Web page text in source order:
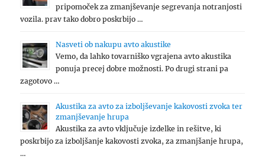
pripomoček za zmanjševanje segrevanja notranjosti
vozila. prav tako dobro poskrbijo …
Nasveti ob nakupu avto akustike
Vemo, da lahko tovarniško vgrajena avto akustika
ponuja precej dobre možnosti. Po drugi strani pa
zagotovo …
Akustika za avto za izboljševanje kakovosti zvoka ter
zmanjševanje hrupa
Akustika za avto vključuje izdelke in rešitve, ki
poskrbijo za izboljšanje kakovosti zvoka, za zmanjšanje hrupa,
…